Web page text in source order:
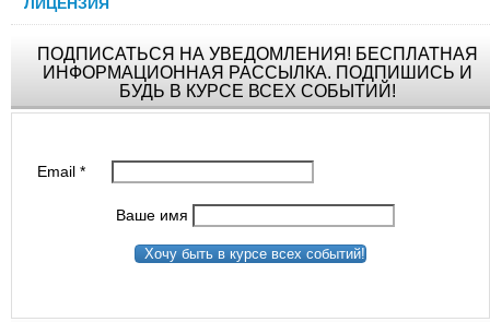
ЛИЦЕНЗИЯ
ПОДПИСАТЬСЯ НА УВЕДОМЛЕНИЯ! БЕСПЛАТНАЯ
ИНФОРМАЦИОННАЯ РАССЫЛКА. ПОДПИШИСЬ И
БУДЬ В КУРСЕ ВСЕХ СОБЫТИЙ!
Email*
Ваше имя
Хочу быть в курсе всех событий!